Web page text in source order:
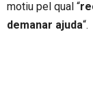
motiu pel qual “
demanar ajuda“.